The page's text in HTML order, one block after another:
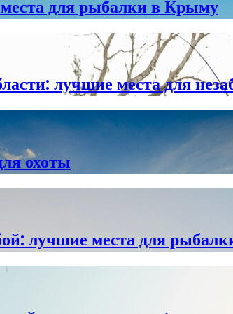
для рыбалки в Крыму
лучшие места для
охоты
лучшие места для